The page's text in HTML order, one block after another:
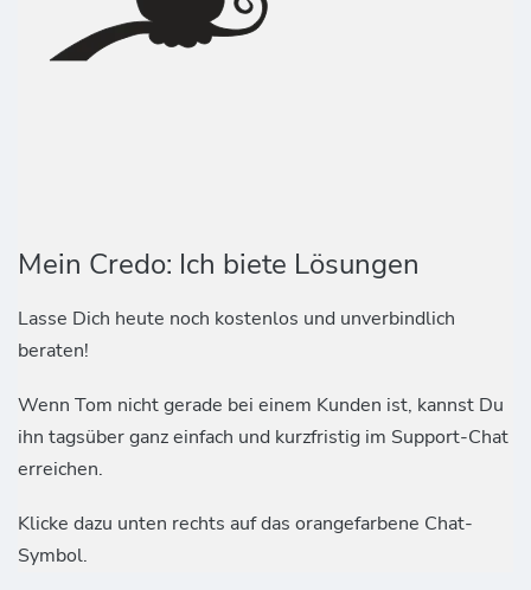
Mein Credo: Ich biete Lösungen
Lasse Dich heute noch kostenlos und unverbindlich
beraten!
Wenn Tom nicht gerade bei einem Kunden ist, kannst Du
ihn tagsüber ganz einfach und kurzfristig im Support-Chat
erreichen.
Klicke dazu unten rechts auf das orangefarbene Chat-
Symbol.